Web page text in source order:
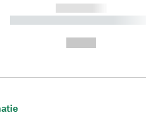
------------
----------- ----------- ----------